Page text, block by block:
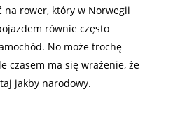
na rower, który w Norwegii
równie często
No może trochę
czasem ma się wrażenie, że
jakby narodowy.